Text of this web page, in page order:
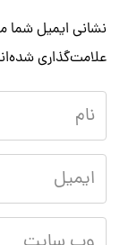
نشانی ایمیل شما
علامت‌گذاری